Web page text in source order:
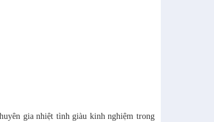
gia nhiệt tình giàu kinh nghiệm trong